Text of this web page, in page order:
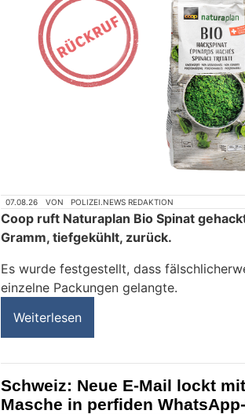
07.08.26 VON POLIZEI.NEWS REDAKTION
Coop ruft Naturaplan Bio Spinat
Gramm, tiefgekühlt, zurück.
Es wurde festgestellt, dass
einzelne Packungen gelangte.
Weiterlesen
Schweiz: Neue E-Mail lockt
Masche in perfiden